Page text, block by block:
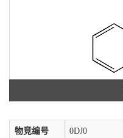
物竞编号 0DJ0